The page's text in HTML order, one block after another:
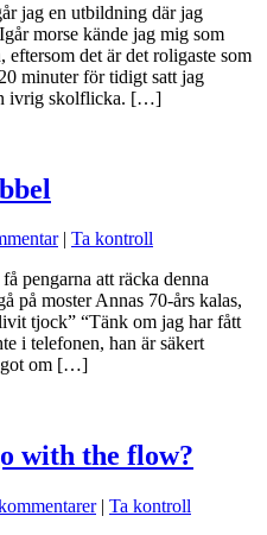
jag en utbildning där jag
morse kände jag mig som
det är det roligaste som
minuter för tidigt satt jag
ivrig skolflicka. […]
| Ta kontroll
pengarna att räcka denna
på moster Annas 70-års kalas,
tjock” “Tänk om jag har fått
i telefonen, han är säkert
om […]
with the flow?
| Ta kontroll